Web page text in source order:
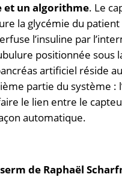
et un algorithme. Le
la glycémie du
l’insuline par
positionnée sous
artificiel réside
partie du système :
le lien entre le
automatique.
de Raphaël